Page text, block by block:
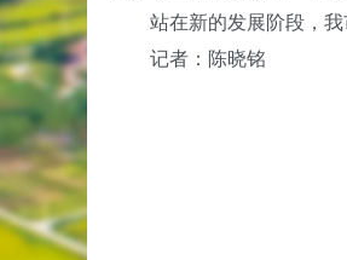
站在新的发展阶段，我市
记者：陈晓铭